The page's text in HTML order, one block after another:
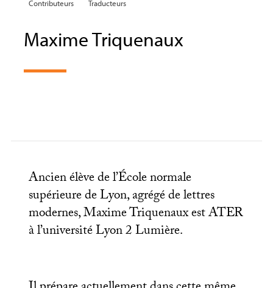
Contributeurs Traducteurs
Maxime Triquenaux
Ancien élève de l’École normale
supérieure de Lyon, agrégé de lettres
modernes, Maxime Triquenaux estATER
à l’université Lyon 2 Lumière.